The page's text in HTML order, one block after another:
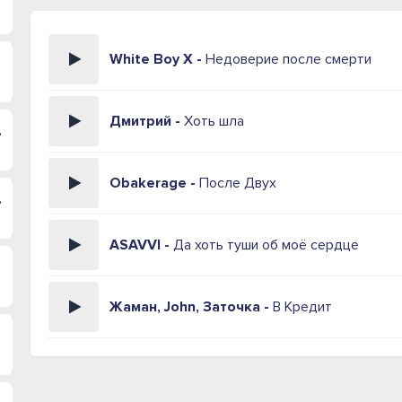
White Boy X - Недоверие после смерти
Дмитрий - Хоть шла
Obakerage - После Двух
ASAVVI - Да хоть туши об моё сердце
Жаман, John, Заточка - В Кредит